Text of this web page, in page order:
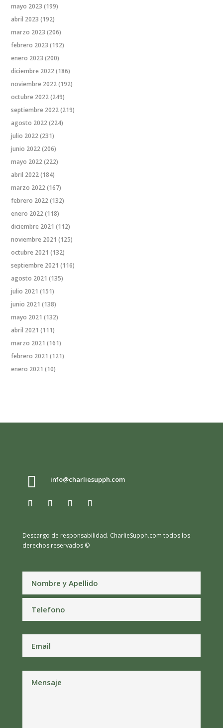
mayo 2023 (199)
abril 2023 (192)
marzo 2023 (206)
febrero 2023 (192)
enero 2023 (200)
diciembre 2022(186)
noviembre 2022(192)
octubre 2022(249)
septiembre 2022(219)
agosto 2022(224)
julio 2022(231)
junio 2022(206)
mayo 2022(222)
abril 2022(184)
marzo 2022(167)
febrero 2022(132)
enero 2022(118)
diciembre 2021 (112)
noviembre 2021 (125)
octubre 2021 (132)
septiembre 2021 (116)
agosto 2021 (135)
julio 2021 (151)
junio 2021 (138)
mayo 2021 (132)
abril 2021 (111)
marzo 2021 (161)
febrero 2021 (121)
enero 2021 (10)
 info@charliesupph.com
Descargo de responsabilidad. CharlieSupph.com todos los
derechos reservados ©